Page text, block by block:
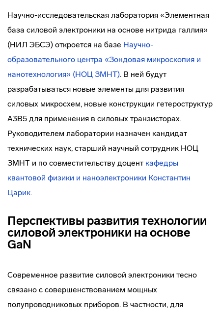
Научно-исследовательская лаборатория «Элементная
база силовой электроники на основе нитрида галлия»
(НИЛ ЭБСЭ) откроется на базе Научно-
образовательного центра «Зондовая микроскопия и
нанотехнология» (НОЦ ЗМНТ). В ней будут
разрабатываться новые элементы для развития
силовых микросхем, новые конструкции гетероструктур
A3B5 для применения в силовых транзисторах.
Руководителем лаборатории назначен кандидат
технических наук, старший научный сотрудник НОЦ
ЗМНТ и по совместительству доцент кафедры
квантовой физики и наноэлектроники Константин
Царик.
Перспективы развития технологии
силовой электроники на основе
GaN
Современное развитие силовой электроники тесно
связано с совершенствованием мощных
полупроводниковых приборов. В частности, для